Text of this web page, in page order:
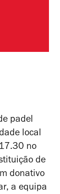
padel
local
no
de
donativo
a equipa